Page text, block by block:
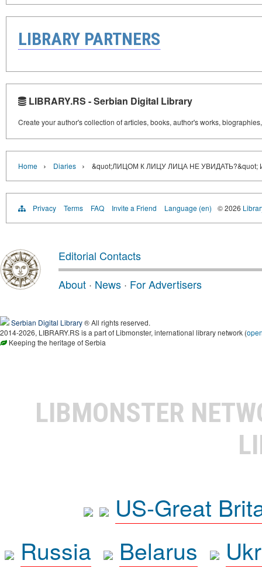
LIBRARY PARTNERS
LIBRARY.RS - Serbian Digital Library
Create your author's collection of articles, books, author's works,
Home › Diaries › &quot;ЛИЦОМ К ЛИЦУ ЛИЦА НЕ
Privacy Terms FAQ Invite a Friend Language (en) © 2026
Editorial Contacts
About · News · For Advertisers
Serbian Digital Library® All rights reserved.
2014-2026, LIBRARY.RS is a part of Libmonster, international library network (
Keeping the heritage of Serbia
LIBMONSTER
US-Great
Russia
Belarus